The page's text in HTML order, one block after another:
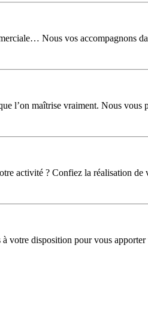
Nous vos accompagnons
l’on maîtrise vraiment. Nous vous
activité ? Confiez la réalisation
votre disposition pour vous